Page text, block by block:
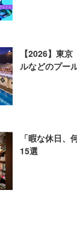
【2026】東
ルなどのプー
「暇な休日、
15選